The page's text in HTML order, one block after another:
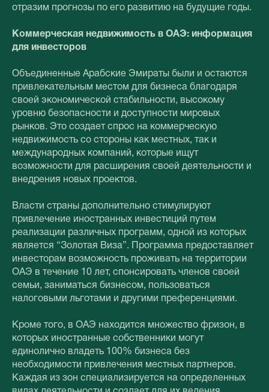
отразим прогнозы по его развитию на будущие годы.
Коммерческая недвижимость в ОАЭ: информация
для инвесторов
Объединенные Арабские Эмираты были и остаются
привлекательным местом для бизнеса благодаря
своей экономической стабильности, высокому
уровню безопасности и доступности мировых
рынков. Это создает спрос на коммерческую
недвижимость со стороны как местных, так и
международных компаний, которые ищут
возможности для расширения своей деятельности и
внедрения новых проектов.
Власти страны дополнительно стимулируют
привлечение иностранных инвестиций путем
реализации различных программ, одной из которых
является “Золотая Виза”. Программа предоставляет
инвесторам возможность проживать на территории
ОАЭ в течение 10 лет, спонсировать членов своей
семьи, заниматься бизнесом, пользоваться
налоговыми льготами и другими преференциями.
Кроме того, в ОАЭ находится множество фризон, в
которых иностранные собственники могут
единолично владеть 100% бизнеса без
необходимости привлечения местных партнеров.
Каждая из зон специализируется на определенных